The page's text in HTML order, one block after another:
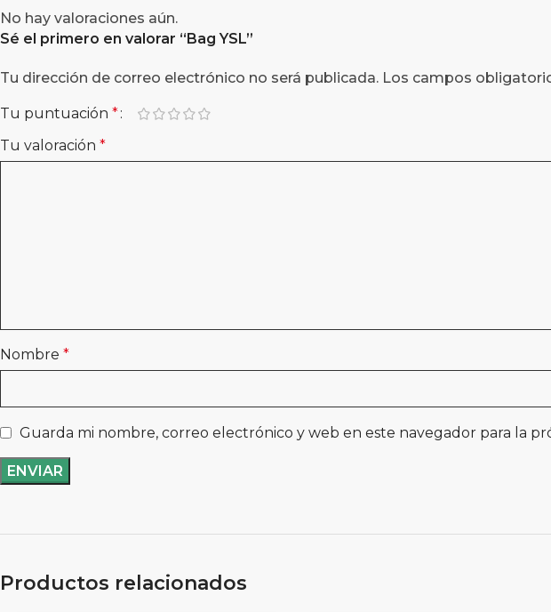
No hay valoraciones aún.
Sé el primero en valorar “Bag YSL”
Tu dirección de correo electrónico no será publicada. Los campos
Tu puntuación *
Tu valoración *
Nombre *
Guarda mi nombre, correo electrónico y web en este navegador para la
Productos relacionados